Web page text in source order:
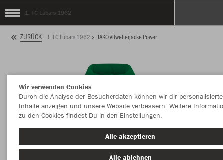
1. FC Lübars 1962
ZURÜCK 1. FC Lübars 1962 JAKO Allwetterjacke Power
Wir verwenden Cookies
Durch die Analyse der Besucherdaten können wir dir personalisierte
Inhalte anzeigen und unsere Website verbessern. Weitere
zu den Cookies findest Du in den Einstellungen.
Alle akzeptieren
Alle ablehnen